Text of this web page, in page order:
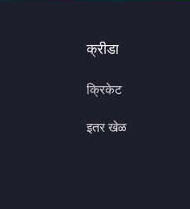
क्रीडा
क्रिकेट
इतर खेळ